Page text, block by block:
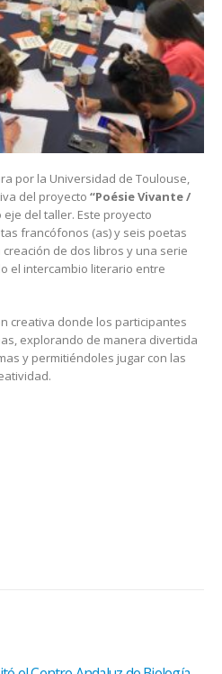
por la Universidad de Toulouse,
del proyecto “Poésie Vivante /
eje del taller. Este proyecto
francófonos (as) y seis poetas
de dos libros y una serie
el intercambio literario entre
creativa donde los participantes
explorando de manera divertida
y permitiéndoles jugar con las